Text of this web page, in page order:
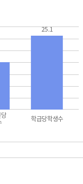
2026. 08. 22 토
학급당학생수
25.1